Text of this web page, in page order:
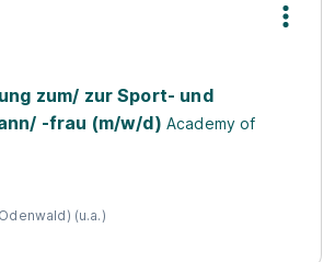
zum/ zur Sport- und
-frau (m/w/d) Academy of
(u.a.)